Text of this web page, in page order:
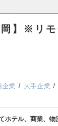
岡】※リ
企業 大手企業
ホテル、商業、物